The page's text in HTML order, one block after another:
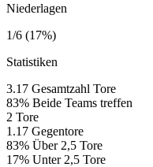
Niederlagen
1/6 (17%)
Statistiken
3.17 Gesamtzahl Tore
83% Beide Teams treffen
2 Tore
1.17 Gegentore
83% Über 2,5 Tore
17% Unter 2,5 Tore